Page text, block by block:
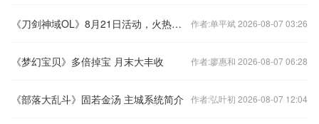
《刀剑神域OL》8月21日活动，火热降临 作者:单平斌 2026-08-07 03:26
《梦幻宝贝》多倍掉宝 月末大丰收 作者:廖惠和 2026-08-07 06:28
《部落大乱斗》固若金汤 主城系统简介 作者:弘叶初 2026-08-07 12:04